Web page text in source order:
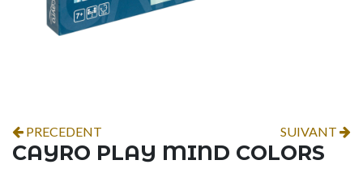
PRECEDENT SUIVANT
CAYRO PLAY MIND COLORS